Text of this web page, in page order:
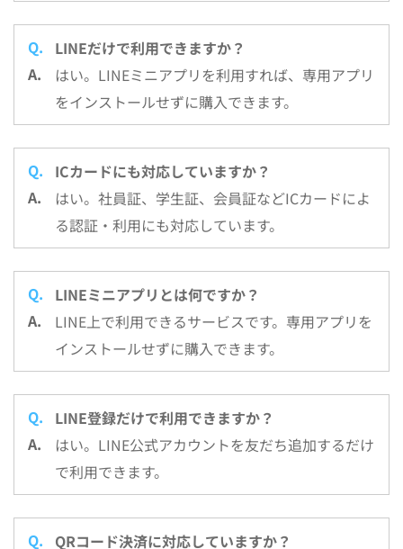
LINEだけで利用できますか？
はい。LINEミニアプリを利用すれば、専用アプリ
をインストールせずに購入できます。
ICカードにも対応していますか？
はい。社員証、学生証、会員証などICカードによ
る認証・利用にも対応しています。
LINEミニアプリとは何ですか？
LINE上で利用できるサービスです。専用アプリを
インストールせずに購入できます。
LINE登録だけで利用できますか？
はい。LINE公式アカウントを友だち追加するだけ
で利用できます。
QRコード決済に対応していますか？